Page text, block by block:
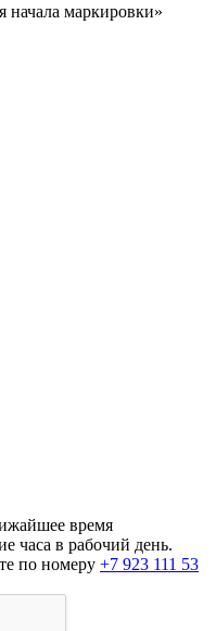
начала маркировки»
время
часа в рабочий день.
по номеру +7 923 111 53